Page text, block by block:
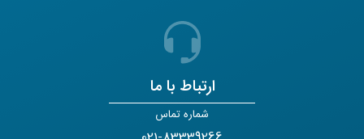
ارتباط با ما
شماره تماس